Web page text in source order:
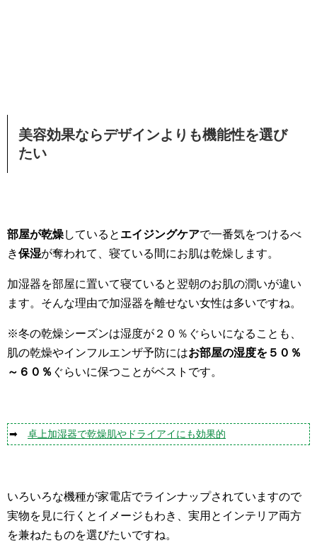
美容効果ならデザインよりも機能性を選び
たい
部屋が乾燥していると エイジングケアで一番気をつけるべ
き保湿が奪われて、寝ている間にお肌は乾燥します。
加湿器を部屋に置いて寝ていると翌朝のお肌の潤いが違い
ます。そんな理由で加湿器を離せない女性は多いですね。
※冬の乾燥シーズンは湿度が２０％ぐらいになることも、
肌の乾燥やインフルエンザ予防にはお部屋の湿度を５０％
～６０％ ぐらいに保つことがベストです。
➡ 卓上加湿器で乾燥肌やドライアイにも効果的
いろいろな機種が家電店でラインナップされていますので
実物を見に行くとイメージもわき、実用とインテリア両方
を兼ねたものを選びたいですね。